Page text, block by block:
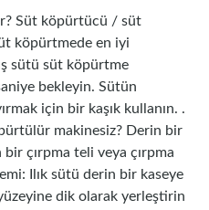
Süt köpürtücü / süt
köpürtmede en iyi
sütü süt köpürtme
bekleyin. Sütün
için bir kaşık kullanın. .
makinesiz? Derin bir
bir çırpma teli veya çırpma
Ilık sütü derin bir kaseye
dik olarak yerleştirin